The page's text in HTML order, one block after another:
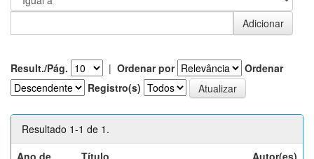
Result./Pág. | Ordenar por
Ordenar
Registro(s)
Resultado 1-1 de 1.
Ano de
Título Autor(es)